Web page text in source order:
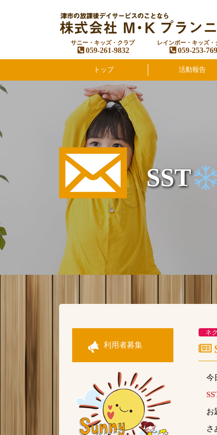
サニー・キッズ・クラブ
059-261-9832
レインボー・キッズ・
059-253-
トップ 活動報告
SST
ネ
今
お
さ
利用者募集